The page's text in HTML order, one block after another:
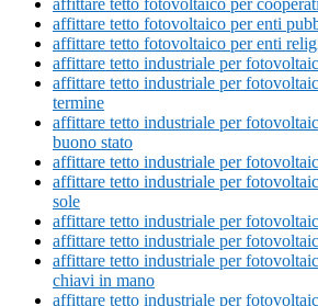
affittare tetto fotovoltaico per enti
affittare tetto fotovoltaico per enti
affittare tetto industriale per
affittare tetto industriale per
termine
affittare tetto industriale per
buono stato
affittare tetto industriale per
affittare tetto industriale per
sole
affittare tetto industriale per
affittare tetto industriale per
affittare tetto industriale per
chiavi in mano
affittare tetto industriale per